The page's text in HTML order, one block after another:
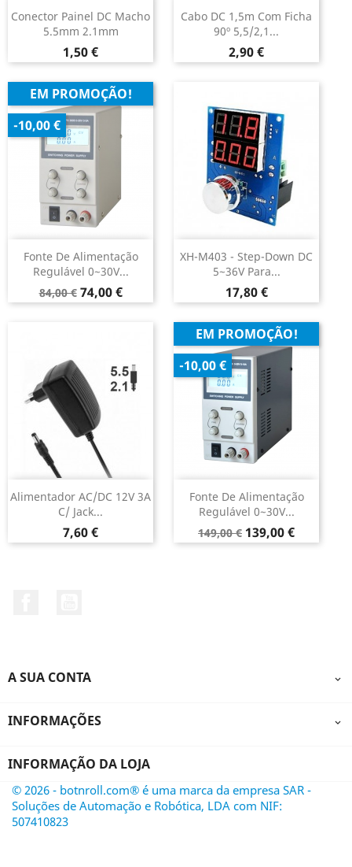
Conector Painel DC Macho
5.5mm 2.1mm
Preço
1,50 €
Cabo DC 1,5m Com Ficha
90º 5,5/2,1...
Preço
2,90 €
Fonte De Alimentação
Regulável 0~30V...
Preço
normal
84,00 € Preço
74,00 €
EM PROMOÇÃO!
-10,00 €
XH-M403 - Step-Down DC
5~36V Para...
Preço
17,80 €
Alimentador AC/DC 12V 3A
C/ Jack...
Preço
7,60 €
Fonte De Alimentação
Regulável 0~30V...
Preço
normal
149,00 € Preço
139,00 €
EM PROMOÇÃO!
-10,00 €
A SUA CONTA 
INFORMAÇÕES 
INFORMAÇÃO DA LOJA
© 2026 - botnroll.com® é uma marca da empresa SAR -
Soluções de Automação e Robótica, LDA com NIF:
507410823